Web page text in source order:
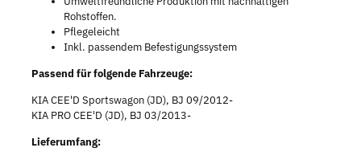
Rohstoffen.
Pflegeleicht
Inkl. passendem Befestigungssystem
Passend für folgende Fahrzeuge:
KIA CEE'D Sportswagon (JD), BJ 09/2012-
KIA PRO CEE'D (JD), BJ 03/2013-
Lieferumfang: